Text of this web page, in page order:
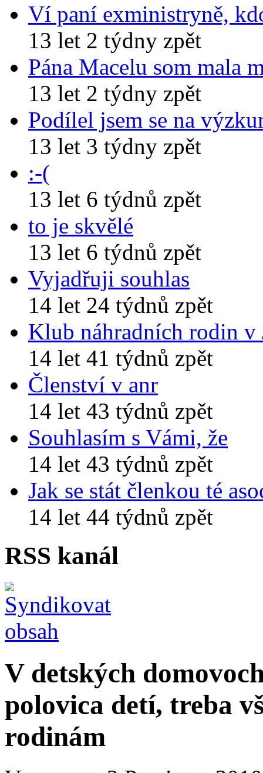
Ví paní exministryně,
13 let 2 týdny zpět
Pána Macelu som mala
13 let 2 týdny zpět
Podílel jsem se na
13 let 3 týdny zpět
:-(
13 let 6 týdnů zpět
to je skvělé
13 let 6 týdnů zpět
Vyjadřuji souhlas
14 let 24 týdnů zpět
Klub náhradních rodin v
14 let 41 týdnů zpět
Členství v anr
14 let 43 týdnů zpět
Souhlasím s Vámi, že
14 let 43 týdnů zpět
Jak se stát členkou té
14 let 44 týdnů zpět
RSS kanál
V detských
polovica detí, treba
rodinám